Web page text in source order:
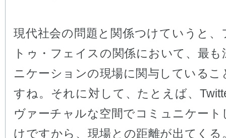
現代社会の問題と関係つけていうと、
トゥ・フェイスの関係において、最
ニケーションの現場に関与しているこ
すね。それに対して、たとえば、
ヴァーチャルな空間でコミュニケート
けですから、現場との距離が出てくる